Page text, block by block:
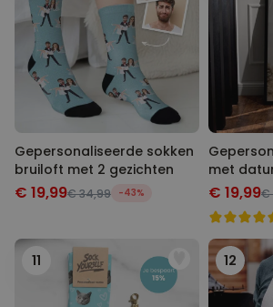
Gepersonaliseerde sokken
bruiloft met 2 gezichten
€ 19,99€ 34,99 -43%
met
€ 19,99€
11 12